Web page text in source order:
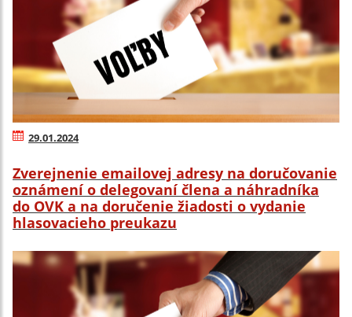
29.01.2024
Zverejnenie emailovej adresy na doručovanie
oznámení o delegovaní člena a náhradníka
do OVK a na doručenie žiadosti o vydanie
hlasovacieho preukazu